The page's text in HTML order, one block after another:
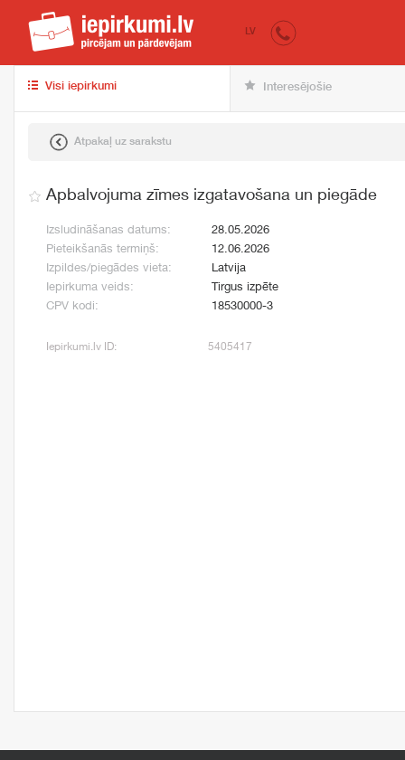
iepirkumi.lv
LV
Visi iepirkumi Interesējošie
Atpakaļ uz sarakstu
Apbalvojuma zīmes izgatavošana un piegāde
Izsludināšanas datums:
28.05.2026
Pieteikšanās termiņš:
12.06.2026
Izpildes/piegādes vieta:
Latvija
Iepirkuma veids:
Tirgus izpēte
CPV kodi:
18530000-3
Iepirkumi.lv ID: 5405417